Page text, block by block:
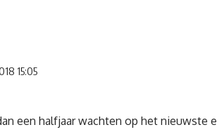
15:05
een halfjaar wachten op het nieuwste